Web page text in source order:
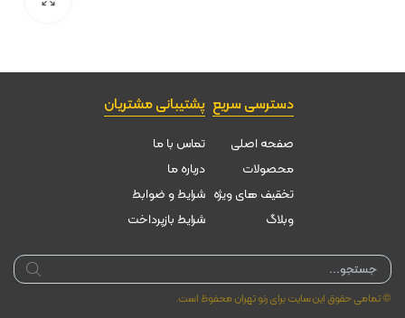
دسترسی سریع
صفحه اصلی
محصولات
تخقیف های ویژه
وبلاگ
پشتیبانی مشتریان
تماس با ما
درباره ما
شرایط و ضوابط
شرایط بازپرداخت
Products
search
© تمامی حقوق این سایت برای رنو تهران محفوظ است.